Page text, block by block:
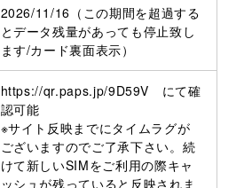
2026/11/16（この期間を超過する
とデータ残量があっても停止致し
ます/カード裏面表示）
https://qr.paps.jp/9D59V にて確
認可能
※サイト反映までにタイムラグが
ございますのでご了承下さい。続
けて新しいSIMをご利用の際キャ
ッシュが残っていると反映されま